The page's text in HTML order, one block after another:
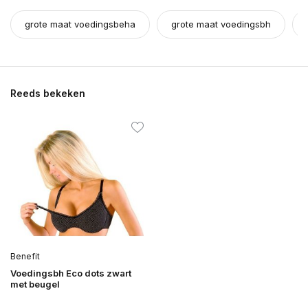
grote maat voedingsbeha grote maat voedingsbh
Reeds bekeken
Benefit
Voedingsbh Eco dots zwart
met beugel